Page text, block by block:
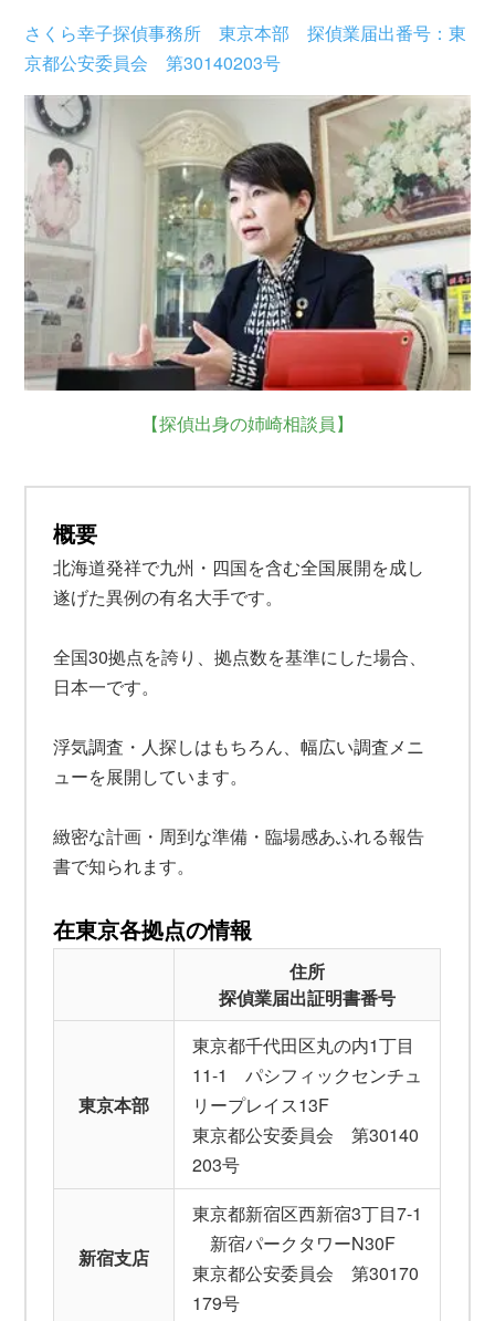
さくら幸子探偵事務所 東京本部 探偵業届出番号：東
京都公安委員会 第30140203号
【探偵出身の姉崎相談員】
概要
北海道発祥で九州・四国を含む全国展開を成し
遂げた異例の有名大手です。
全国30拠点を誇り、拠点数を基準にした場合、
日本一です。
浮気調査・人探しはもちろん、幅広い調査メニ
ューを展開しています。
緻密な計画・周到な準備・臨場感あふれる報告
書で知られます。
在東京各拠点の情報
住所
探偵業届出証明書番号
東京本部
東京都千代田区丸の内1丁目
11-1 パシフィックセンチュ
リープレイス13F
東京都公安委員会 第30140
203号
新宿支店
東京都新宿区西新宿3丁目7-1
新宿パークタワーN30F
東京都公安委員会 第30170
179号